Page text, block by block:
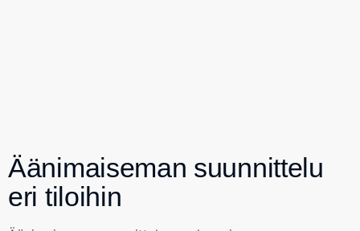
Äänimaiseman suunnittelu
eri tiloihin